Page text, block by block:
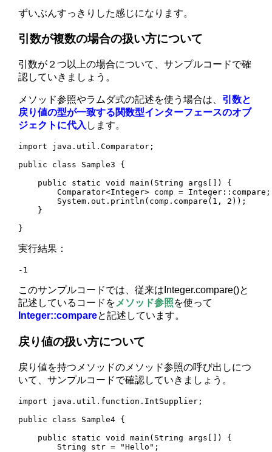
ずいぶんすっきりした感じになります。
引数が複数の場合の扱い方について
引数が２つ以上の場合について、サンプルコードで確
認していきましょう。
メソッド参照やラムダ式の記述を使う場合は、 引数と
戻り値の型が一致する関数型インターフェースのオブ
ジェクトに代入 します。
import java.util.Comparator;
public class Sample3 {
    public static void main(String args[]) {
        Comparator<Integer> comp = Integer::compare;
        System.out.println(comp.compare(1, 2));
    }
}
実行結果：
-1
このサンプルコードでは、従来はInteger.compare()と
記述しているコードを メソッド参照を使って
Integer::compareと記述しています。
戻り値の扱い方について
戻り値を持つメソッドのメソッド参照の呼び出しにつ
いて、サンプルコードで確認していきましょう。
import java.util.function.IntSupplier;
public class Sample4 {
    public static void main(String args[]) {
        String str = "Hello";